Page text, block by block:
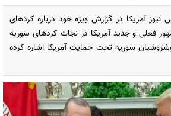
آمریکا در گزارش ویژه خود درباره کردهای
فعلی و جدید آمریکا در نجات کردهای سوریه
سوریه تحت حمایت آمریکا اشاره کرده